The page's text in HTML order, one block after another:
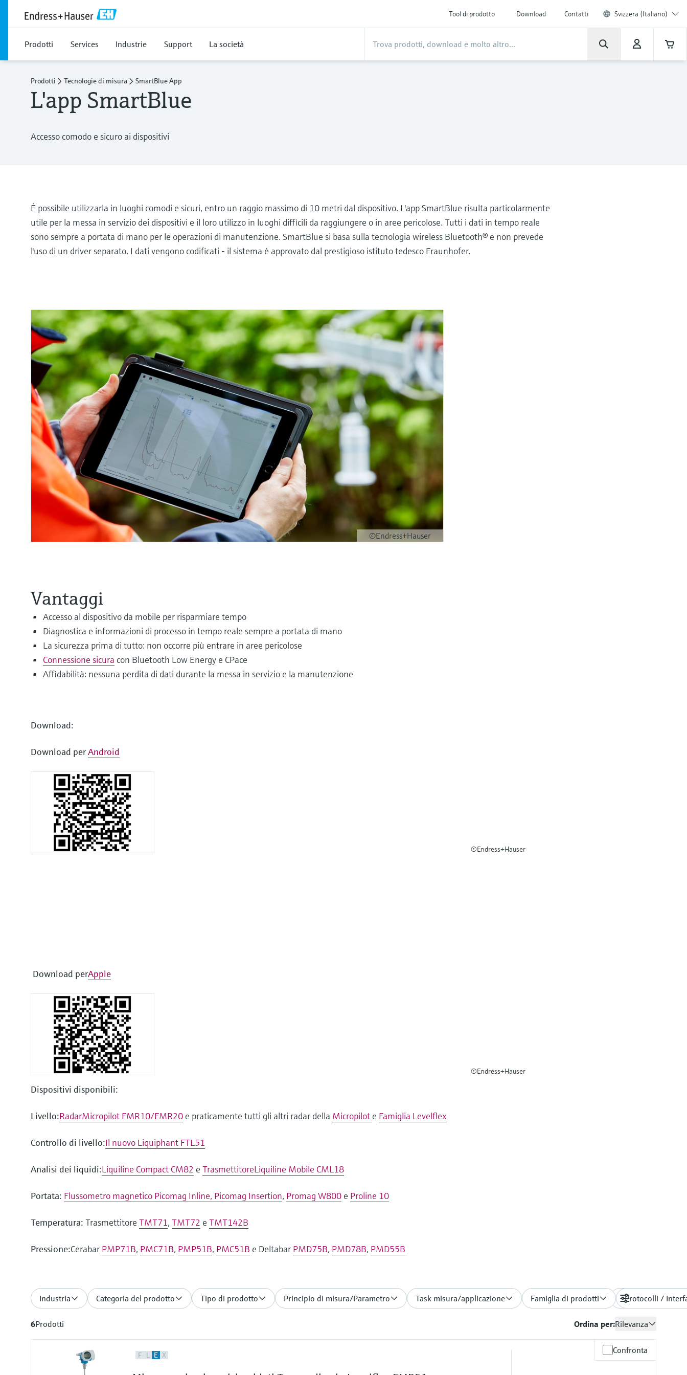
Tool di prodotto Download Contatti Svizzera (Italiano)
Prodotti Services Industrie Support La società
Prodotti Tecnologie di misura SmartBlue App
L'app SmartBlue
Accesso comodo e sicuro ai dispositivi
È possibile utilizzarla in luoghi comodi e sicuri, entro un raggio massimo di 10 metri dal dispositivo. L'app SmartBlue risulta particolarmente
utile per la messa in servizio dei dispositivi e il loro utilizzo in luoghi difficili da raggiungere o in aree pericolose. Tutti i dati in tempo reale
sono sempre a portata di mano per le operazioni di manutenzione. SmartBlue si basa sulla tecnologia wireless Bluetooth® e non prevede
l'uso di un driver separato. I dati vengono codificati - il sistema è approvato dal prestigioso istituto tedesco Fraunhofer.
©Endress+Hauser
Vantaggi
Accesso al dispositivo da mobile per risparmiare tempo
Diagnostica e informazioni di processo in tempo reale sempre a portata di mano
La sicurezza prima di tutto: non occorre più entrare in aree pericolose
Connessione sicura con Bluetooth Low Energy e CPace
Affidabilità: nessuna perdita di dati durante la messa in servizio e la manutenzione
Download:
Download perAndroid
©Endress+Hauser
Download perApple
©Endress+Hauser
Dispositivi disponibili:
Livello:RadarMicropilot FMR10/FMR20 e praticamente tutti gli altri radar della Micropilot e Famiglia Levelflex
Controllo di livello:Il nuovo Liquiphant FTL51
Analisi dei liquidi:Liquiline Compact CM82 e TrasmettitoreLiquiline Mobile CML18
Portata: Flussometro magnetico Picomag Inline, Picomag Insertion, Promag W800 e Proline 10
Temperatura: Trasmettitore TMT71, TMT72 e TMT142B
Pressione:Cerabar PMP71B, PMC71B, PMP51B, PMC51B e Deltabar PMD75B, PMD78B, PMD55B
Industria Categoria del prodotto Tipo di prodotto Principio di misura/Parametro Task misura/applicazione Famiglia di prodotti Protocolli /
Filtri
6Prodotti Ordina per:Rilevanza
F L E X Confronta